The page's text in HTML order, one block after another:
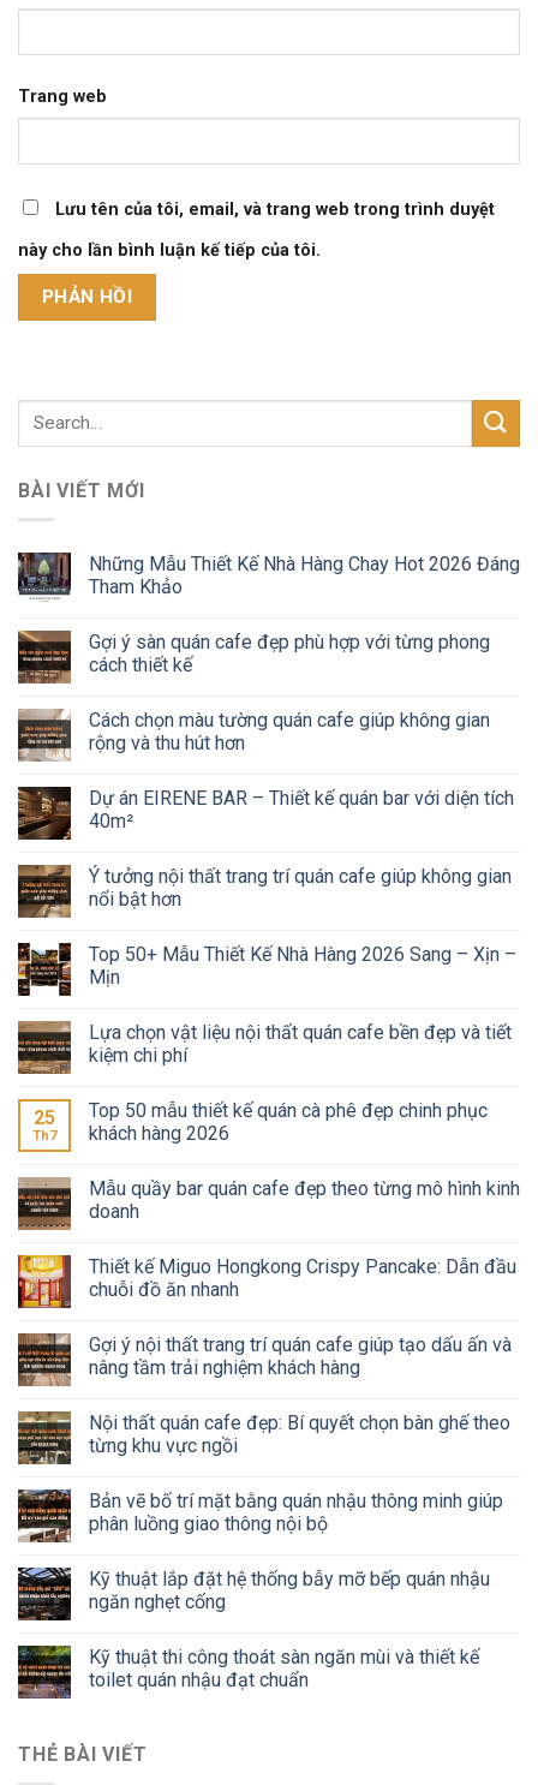
Trang web
Lưu tên của tôi, email, và trang web trong trình duyệt
này cho lần bình luận kế tiếp của tôi.
BÀI VIẾT MỚI
Những Mẫu Thiết Kế Nhà Hàng Chay Hot 2026 Đáng
Tham Khảo
Gợi ý sàn quán cafe đẹp phù hợp với từng phong
cách thiết kế
Cách chọn màu tường quán cafe giúp không gian
rộng và thu hút hơn
Dự án EIRENE BAR – Thiết kế quán bar với diện tích
40m²
Ý tưởng nội thất trang trí quán cafe giúp không gian
nổi bật hơn
Top 50+ Mẫu Thiết Kế Nhà Hàng 2026 Sang – Xịn –
Mịn
Lựa chọn vật liệu nội thất quán cafe bền đẹp và tiết
kiệm chi phí
25
Th7
Top 50 mẫu thiết kế quán cà phê đẹp chinh phục
khách hàng 2026
Mẫu quầy bar quán cafe đẹp theo từng mô hình kinh
doanh
Thiết kế Miguo Hongkong Crispy Pancake: Dẫn đầu
chuỗi đồ ăn nhanh
Gợi ý nội thất trang trí quán cafe giúp tạo dấu ấn và
nâng tầm trải nghiệm khách hàng
Nội thất quán cafe đẹp: Bí quyết chọn bàn ghế theo
từng khu vực ngồi
Bản vẽ bố trí mặt bằng quán nhậu thông minh giúp
phân luồng giao thông nội bộ
Kỹ thuật lắp đặt hệ thống bẫy mỡ bếp quán nhậu
ngăn nghẹt cống
Kỹ thuật thi công thoát sàn ngăn mùi và thiết kế
toilet quán nhậu đạt chuẩn
THẺ BÀI VIẾT